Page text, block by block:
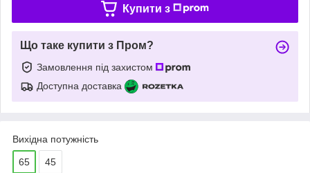
Купити з
Що таке купити з Пром?
Замовлення під захистом
Доступна доставка
Вихідна потужність
65 45